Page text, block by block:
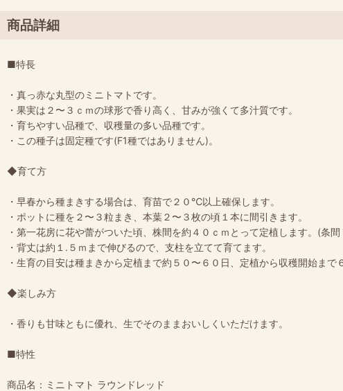
商品詳細
■特長
・真っ赤な丸型のミニトマトです。
・果実は２〜３ｃｍの球形で香り高く、甘みが強くて多汁質です。
・育ちやすい品種で、収穫量の多い品種です。
・この種子は固定種です(F1種ではありません)。
◆育て方
・早春から種まきする場合は、育苗で２０℃以上確保します。
・ポットに種を２〜３粒まき、本葉２〜３枚の頃１本に間引きます。
・第一花房に花や蕾がついた頃、株間を約４０ｃｍとって定植します。(条間
・背丈は約１.５ｍまで伸びるので、支柱を立てて育てます。
・生育の目安は種まきから定植まで約５０〜６０日、定植から収穫開始まで
◆楽しみ方
・香りも甘味ともに優れ、生でそのままおいしくいただけます。
■特性
商品名：ミニトマト ラウンドレッド